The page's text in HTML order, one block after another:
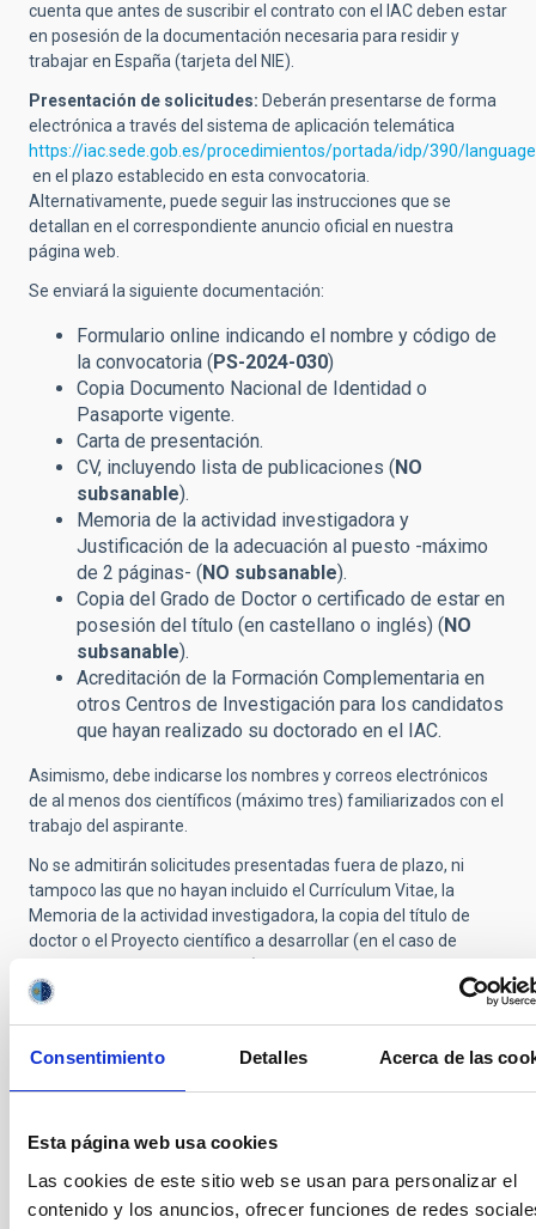
Consentimiento Detalles Acerca de las
Esta página web usa cookies
Las cookies de este sitio web se usan para personalizar el
contenido y los anuncios, ofrecer funciones de redes
cuenta que antes de suscribir el contrato con el IAC deben estar
en posesión de la documentación necesaria para residir y
trabajar en España (tarjeta del NIE).
Presentación de solicitudes: Deberán presentarse de forma
electrónica a través del sistema de aplicación telemática
https://iac.sede.gob.es/procedimientos/portada/idp/390/
en el plazo establecido en esta convocatoria.
Alternativamente, puede seguir las instrucciones que se
detallan en el correspondiente anuncio oficial en nuestra
página web.
Se enviará la siguiente documentación:
Formulario online indicando el nombre y código de
la convocatoria (PS-2024-030)
Copia Documento Nacional de Identidad o
Pasaporte vigente.
Carta de presentación.
CV, incluyendo lista de publicaciones (NO
subsanable).
Memoria de la actividad investigadora y
Justificación de la adecuación al puesto -máximo
de 2 páginas- (NO subsanable).
Copia del Grado de Doctor o certificado de estar en
posesión del título (en castellano o inglés) (NO
subsanable).
Acreditación de la Formación Complementaria en
otros Centros de Investigación para los candidatos
que hayan realizado su doctorado en el IAC.
Asimismo, debe indicarse los nombres y correos electrónicos
de al menos dos científicos (máximo tres) familiarizados con el
trabajo del aspirante.
No se admitirán solicitudes presentadas fuera de plazo, ni
tampoco las que no hayan incluido el Currículum Vitae, la
Memoria de la actividad investigadora, la copia del título de
doctor o el Proyecto científico a desarrollar (en el caso de
por ello quedarían definitivamente excluidos del proceso de
Si se omitiese cualquier otro documento requerido, se
subsanar dicha falta.
El IAC apoya Y SE UNE la Recomendación de la Comisión
Europea 2005/251 / CE del 11 de marzo de 2005 sobre
Carta Europea para Investigadores"y"El Código de Conducta